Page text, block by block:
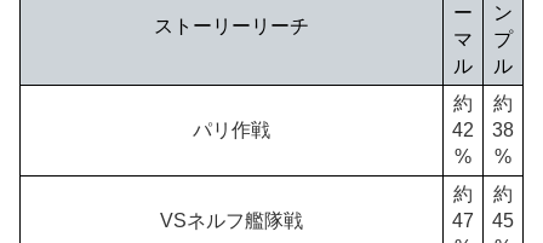
ストーリーリーチ
ー
マ
ル
ン
プ
ル
パリ作戦
約
42
%
約
38
%
VSネルフ艦隊戦
約
47
約
45